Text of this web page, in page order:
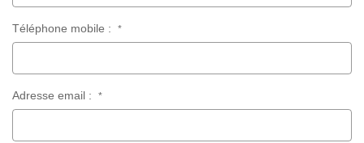
Téléphone mobile : *
Adresse email : *